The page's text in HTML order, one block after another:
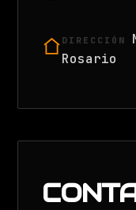
DIRECCIÓN
Rosario